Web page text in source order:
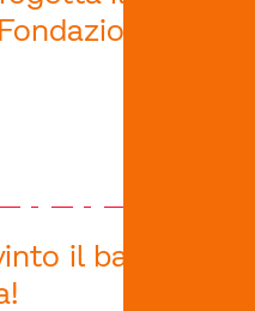
il bando di